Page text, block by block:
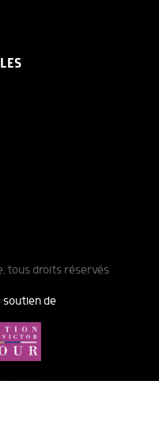
tous droits réservés
soutien de